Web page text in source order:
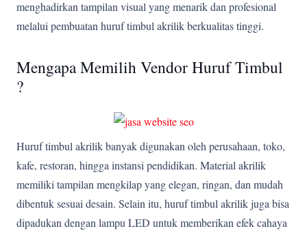
menghadirkan tampilan visual yang menarik dan profesional
melalui pembuatan huruf timbul akrilik berkualitas tinggi.
Mengapa Memilih Vendor Huruf Timbul
?
Huruf timbul akrilik banyak digunakan oleh perusahaan, toko,
kafe, restoran, hingga instansi pendidikan. Material akrilik
memiliki tampilan mengkilap yang elegan, ringan, dan mudah
dibentuk sesuai desain. Selain itu, huruf timbul akrilik juga bisa
dipadukan dengan lampu LED untuk memberikan efek cahaya